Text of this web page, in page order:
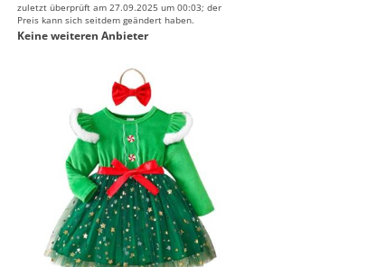
zuletzt überprüft am 27.09.2025 um 00:03; der
Preis kann sich seitdem geändert haben.
Keine weiteren Anbieter